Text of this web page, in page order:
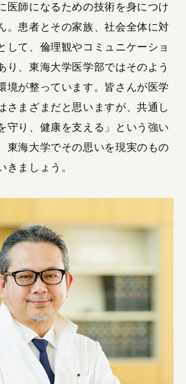
医師になるための技術を身につけ
。患者とその家族、社会全体に対
して、倫理観やコミュニケーショ
り、東海大学医学部ではそのよう
境が整っています。皆さんが医学
さまざまだと思いますが、共通し
守り、健康を支える」という強い
東海大学でその思いを現実のもの
きましょう。